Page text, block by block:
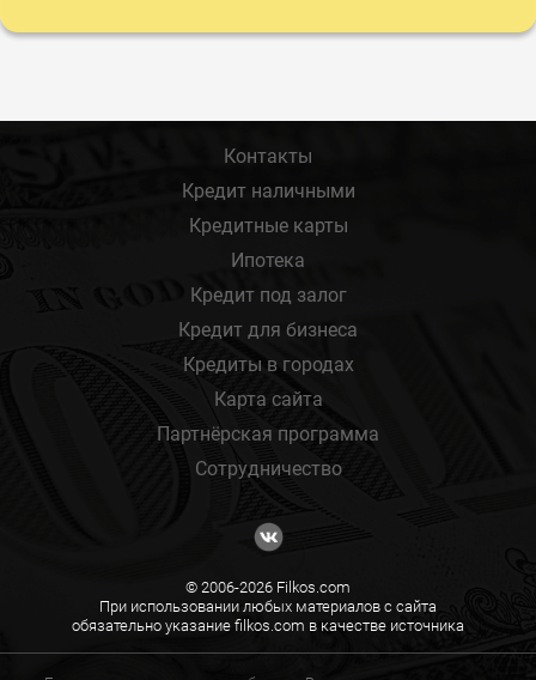
Контакты
Кредит наличными
Кредитные карты
Ипотека
Кредит под залог
Кредит для бизнеса
Кредиты в городах
Карта сайта
Партнёрская программа
Сотрудничество
© 2006-2026 Filkos.com
При использовании любых материалов с сайта
обязательно указание filkos.com в качестве источника